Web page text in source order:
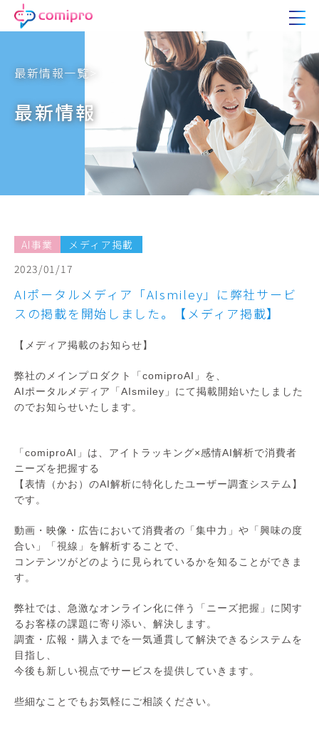
最新情報一覧>
最新情報
AI事業
メディア掲載
2023/01/17
AIポータルメディア「AIsmiley」に弊社サービ
スの掲載を開始しました。【メディア掲載】
【メディア掲載のお知らせ】
弊社のメインプロダクト「comiproAI」を、
AIポータルメディア「AIsmiley」にて掲載開始いたしました
のでお知らせいたします。
「comiproAI」は、アイトラッキング×感情AI解析で消費者
ニーズを把握する
【表情（かお）のAI解析に特化したユーザー調査システム】
です。
動画・映像・広告において消費者の「集中力」や「興味の度
合い」「視線」を解析することで、
コンテンツがどのように見られているかを知ることができま
す。
弊社では、急激なオンライン化に伴う「ニーズ把握」に関す
るお客様の課題に寄り添い、解決します。
調査・広報・購入までを一気通貫して解決できるシステムを
目指し、
今後も新しい視点でサービスを提供していきます。
些細なことでもお気軽にご相談ください。